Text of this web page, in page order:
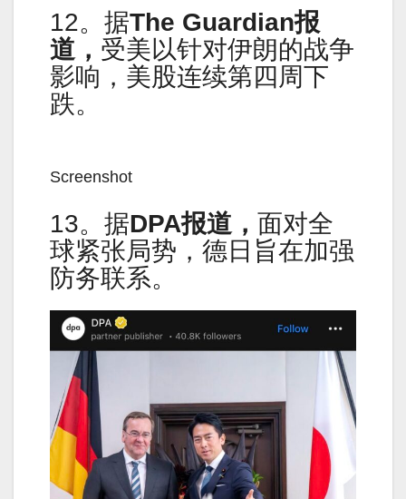
12。据The Guardian报
道， 受美以针对伊朗的战争
影响，美股连续第四周下
跌。
Screenshot
13。据DPA报道， 面对全
球紧张局势，德日旨在加强
防务联系。